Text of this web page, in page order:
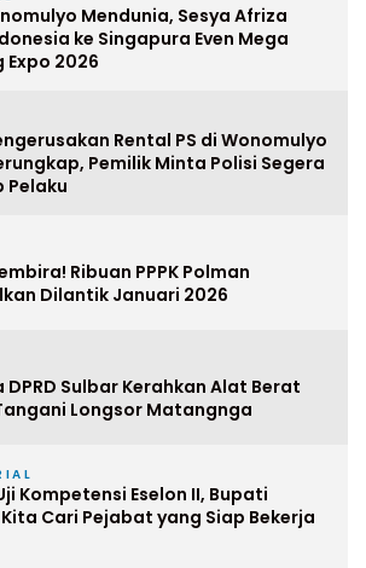
Mendunia, Sesya Afriza
ke Singapura Even Mega
Expo 2026
Rental PS di Wonomulyo
Pemilik Minta Polisi Segera
Pelaku
Ribuan PPPK Polman
Dilantik Januari 2026
Sulbar Kerahkan Alat Berat
Longsor Matangnga
Kompetensi Eselon II, Bupati
Cari Pejabat yang Siap Bekerja